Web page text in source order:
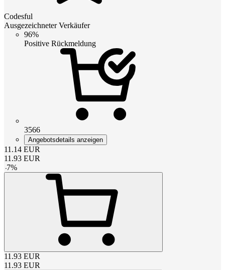
Codesful
Ausgezeichneter Verkäufer
96%
Positive Rückmeldung
3566
Angebotsdetails anzeigen
11.14 EUR
11.93 EUR
-7%
11.93 EUR
11.93 EUR